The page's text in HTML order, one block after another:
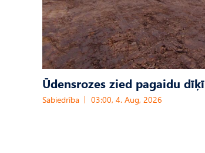
Ūdensrozes zied pagaidu dīķī
Sabiedrība 03:00, 4. Aug, 2026